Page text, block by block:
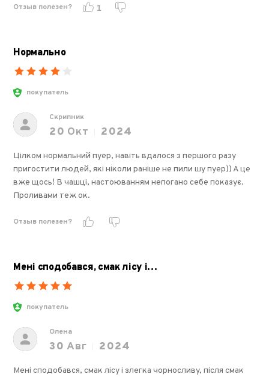
Отзыв полезен? 1
Нормально
покупатель
Скрипник
20 Окт 2024
Цілком нормальний пуер, навіть вдалося з першого разу
пригостити людей, які ніколи раніше не пили шу пуер)) А це
вже щось! В чашці, настоюванням непогано себе показує.
Проливами теж ок.
Отзыв полезен?
Мені сподобався, смак лісу і…
покупатель
Олена
30 Авг 2024
Мені сподобався, смак лісу і злегка чорносливу, після смак